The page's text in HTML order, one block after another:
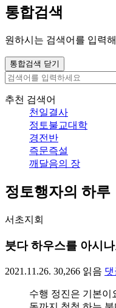
통합검색
원하시는 검색어를 입력
통합검색 닫기
추천 검색어
천일결사
정토불교대학
경전반
즉문즉설
깨달음의 장
정토행자의 하루
서초지회
붓다 하우스를 아시
2021.11.26. 30,266 읽음 댓
수행 정진은 기본이